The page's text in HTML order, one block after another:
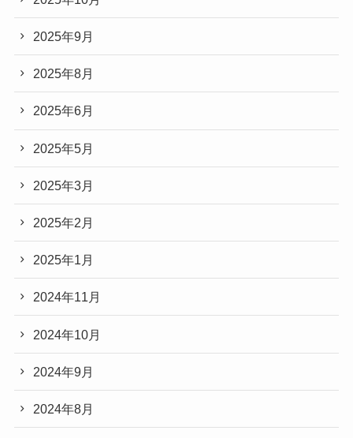
2025年9月
2025年8月
2025年6月
2025年5月
2025年3月
2025年2月
2025年1月
2024年11月
2024年10月
2024年9月
2024年8月